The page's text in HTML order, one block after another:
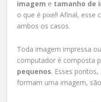
imagem e tamanho de
o que é pixel! Afinal, esse
ambos os casos.
Toda imagem impressa
computador é composta
pequenos. Esses
formam uma imagem,